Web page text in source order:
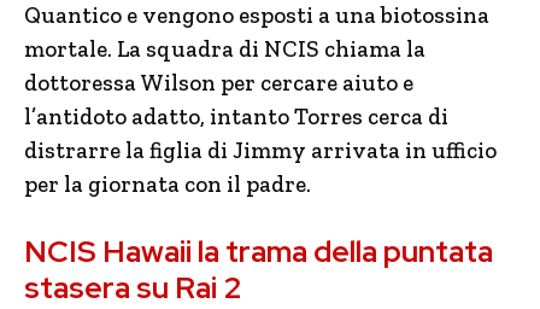
Quantico e vengono esposti a una biotossina
mortale. La squadra di NCIS chiama la
dottoressa Wilson per cercare aiuto e
l’antidoto adatto, intanto Torres cerca di
distrarre la figlia di Jimmy arrivata in ufficio
per la giornata con il padre.
NCIS Hawaii la trama della puntata
stasera su Rai 2